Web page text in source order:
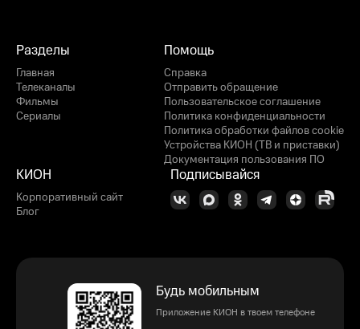
Разделы
Главная
Телеканалы
Фильмы
Сериалы
Помощь
Справка
Отправить обращение
Пользовательское соглашение
Политика конфиденциальности
Политика обработки файлов cookie
Устройства КИОН (ТВ и приставки)
Документация пользования ПО
КИОН
Корпоративный сайт
Блог
Подписывайся
Будь мобильным
Приложение КИОН в твоем телефоне